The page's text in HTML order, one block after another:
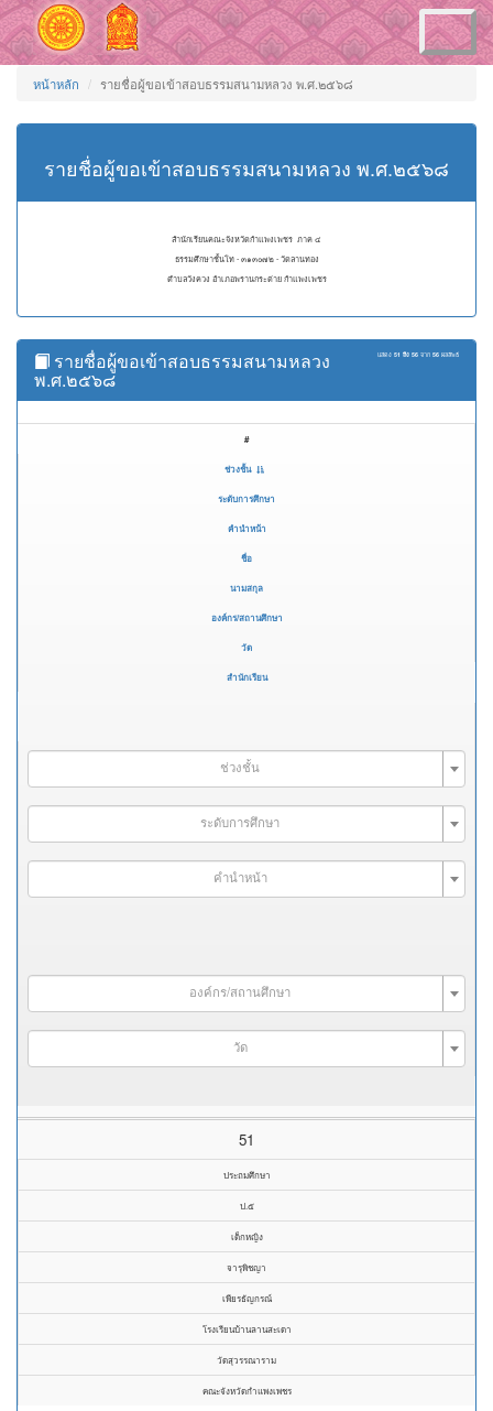
Toggle
navigation
หน้าหลัก รายชื่อผู้ขอเข้าสอบธรรมสนามหลวง พ.ศ.๒๕๖๘
รายชื่อผู้ขอเข้าสอบธรรมสนามหลวง พ.ศ.๒๕๖๘
สำนักเรียนคณะจังหวัดกำแพงเพชร ภาค ๔
ธรรมศึกษาชั้นโท - ๓๑๓๐๗๒ - วัดลานทอง
ตำบลวังควง อำเภอพรานกระต่าย กำแพงเพชร
แสดง 51 ถึง 56 จาก 56 ผลลัพธ์
รายชื่อผู้ขอเข้าสอบธรรมสนามหลวง
พ.ศ.๒๕๖๘
#
ช่วงชั้น
ระดับการศึกษา
คำนำหน้า
ชื่อ
นามสกุล
องค์กร/สถานศึกษา
วัด
สำนักเรียน
ช่วงชั้น
ระดับการศึกษา
คำนำหน้า
องค์กร/สถานศึกษา
วัด
51
ประถมศึกษา
ป.๕
เด็กหญิง
จารุพิชญา
เพียรธัญกรณ์
โรงเรียนบ้านลานสะเดา
วัดสุวรรณาราม
คณะจังหวัดกำแพงเพชร